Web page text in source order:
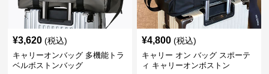
¥3,620 (税込)
キャリーオンバッグ 多機能トラ
ベルボストンバッグ
¥4,800 (税込)
キャリー オン バッグ スポーテ
ィ キャリーオンボストン